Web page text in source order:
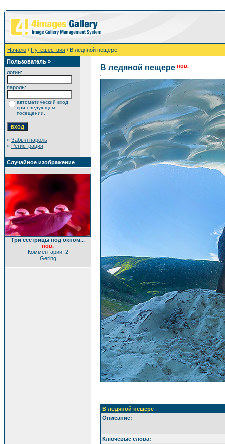
Начало / Путешествия / В ледяной пещере
Пользователь »
логин:
пароль:
автоматический вход
при следующем
посещении.
» Забыл пароль
» Регистрация
Случайное изображение
Три сестрицы под окном...
нов.
Комментарии: 2
Gering
В ледяной пещере нов.
В ледяной пещере
Описание:
Ключевые слова: